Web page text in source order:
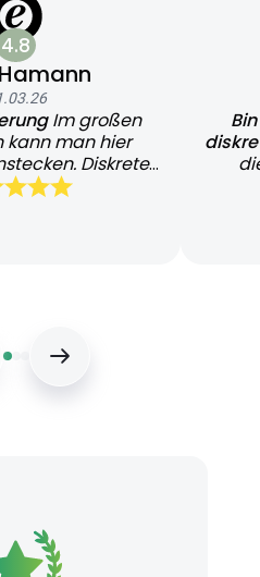
4.8
Im großen
kann man hier
Diskrete
Lieferung